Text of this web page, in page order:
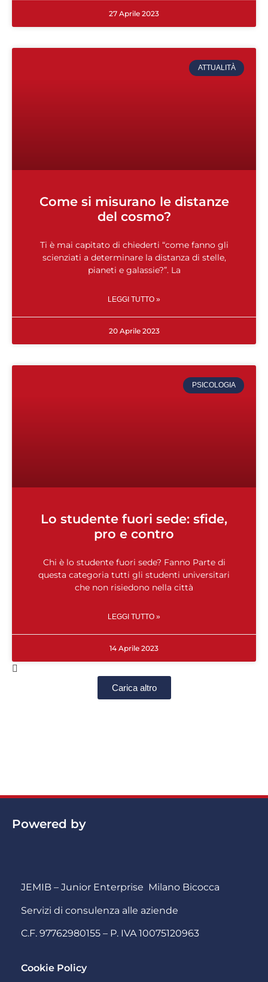
27 Aprile 2023
ATTUALITÀ
Come si misurano le distanze
del cosmo?
Ti è mai capitato di chiederti “come fanno gli
scienziati a determinare la distanza di stelle,
pianeti e galassie?”. La
LEGGI TUTTO »
20 Aprile 2023
PSICOLOGIA
Lo studente fuori sede: sfide,
pro e contro
Chi è lo studente fuori sede? Fanno Parte di
questa categoria tutti gli studenti universitari
che non risiedono nella città
LEGGI TUTTO »
14 Aprile 2023
Carica altro
Powered by
JEMIB – Junior Enterprise Milano Bicocca
Servizi di consulenza alle aziende
C.F. 97762980155 – P. IVA 10075120963
Cookie Policy